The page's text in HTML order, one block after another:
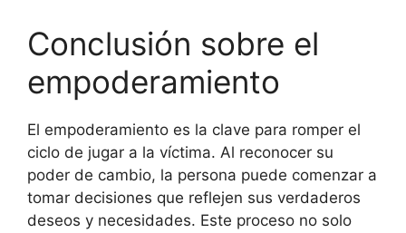
Conclusión sobre el
empoderamiento
El empoderamiento es la clave para romper el
ciclo de jugar a la víctima. Al reconocer su
poder de cambio, la persona puede comenzar a
tomar decisiones que reflejen sus verdaderos
deseos y necesidades. Este proceso no solo